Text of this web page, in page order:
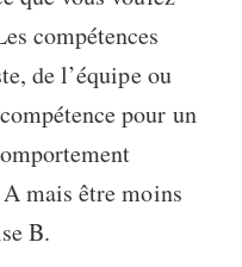
compétences
de l’équipe ou
pour un
mais être moins
B.